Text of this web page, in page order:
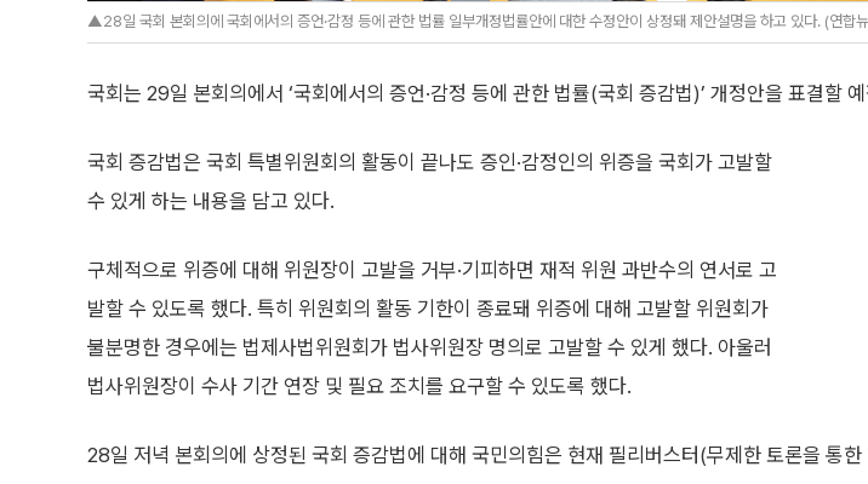
▲28일 국회 본회의에 국회에서의 증언·감정 등에 관한 법률 일부개정법률안에 대한 수정안이 상정돼 제안설명을 하고 있다. (연합
국회는 29일 본회의에서 ‘국회에서의 증언·감정 등에 관한 법률(국회 증감법)’ 개정안을 표결할
국회 증감법은 국회 특별위원회의 활동이 끝나도 증인·감정인의 위증을 국회가 고발할
수 있게 하는 내용을 담고 있다.
구체적으로 위증에 대해 위원장이 고발을 거부·기피하면 재적 위원 과반수의 연서로 고
발할 수 있도록 했다. 특히 위원회의 활동 기한이 종료돼 위증에 대해 고발할 위원회가
불분명한 경우에는 법제사법위원회가 법사위원장 명의로 고발할 수 있게 했다. 아울러
법사위원장이 수사 기간 연장 및 필요 조치를 요구할 수 있도록 했다.
28일 저녁 본회의에 상정된 국회 증감법에 대해 국민의힘은 현재 필리버스터(무제한 토론을 통